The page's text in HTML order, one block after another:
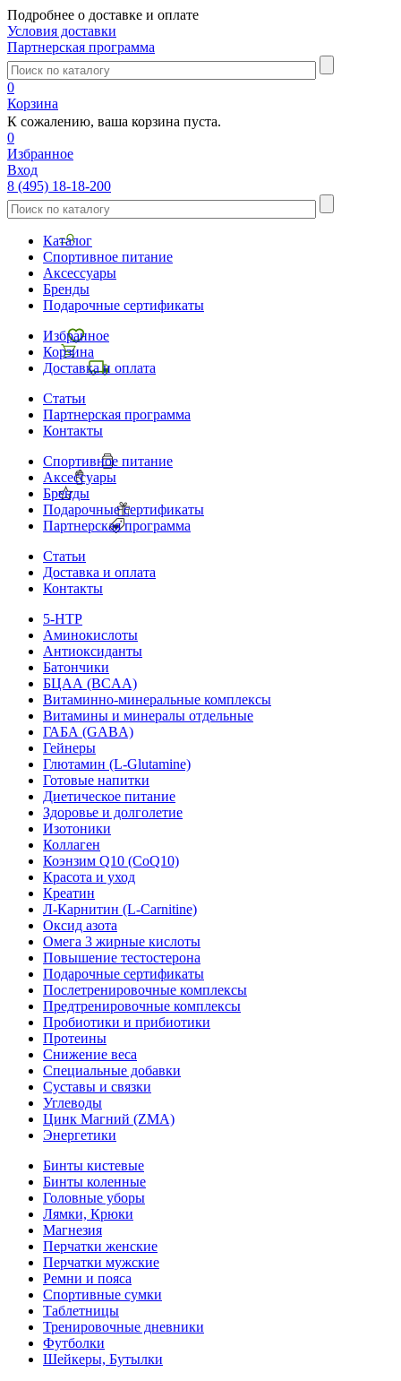
Подробнее о доставке и оплате
Условия доставки
Партнерская программа
0
Корзина
К сожалению, ваша корзина пуста.
0
Избранное
Вход
8 (495) 18-18-200
Каталог
Спортивное питание
Аксессуары
Бренды
Подарочные сертификаты
Избранное
Корзина
Доставка и оплата
Статьи
Партнерская программа
Контакты
Спортивное питание
Аксессуары
Бренды
Подарочные сертификаты
Партнерская программа
Статьи
Доставка и оплата
Контакты
5-HTP
Аминокислоты
Антиоксиданты
Батончики
БЦАА (BCAA)
Витаминно-минеральные комплексы
Витамины и минералы отдельные
ГАБА (GABA)
Гейнеры
Глютамин (L-Glutamine)
Готовые напитки
Диетическое питание
Здоровье и долголетие
Изотоники
Коллаген
Коэнзим Q10 (CoQ10)
Красота и уход
Креатин
Л-Карнитин (L-Сarnitine)
Оксид азота
Омега 3 жирные кислоты
Повышение тестостерона
Подарочные сертификаты
Послетренировочные комплексы
Предтренировочные комплексы
Пробиотики и прибиотики
Протеины
Снижение веса
Специальные добавки
Суставы и связки
Углеводы
Цинк Магний (ZMA)
Энергетики
Бинты кистевые
Бинты коленные
Головные уборы
Лямки, Крюки
Магнезия
Перчатки женские
Перчатки мужские
Ремни и пояса
Спортивные сумки
Таблетницы
Тренировочные дневники
Футболки
Шейкеры, Бутылки